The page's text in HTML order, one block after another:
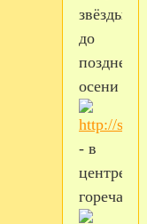
звёзды
до
поздней
осени
- в
центре
горечавка